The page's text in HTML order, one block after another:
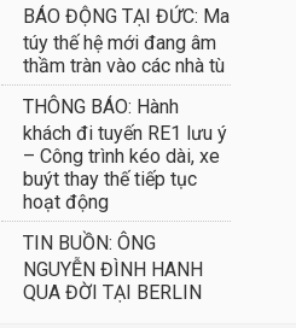
BÁO ĐỘNG TẠI ĐỨC: Ma
túy thế hệ mới đang âm
thầm tràn vào các nhà tù
THÔNG BÁO: Hành
khách đi tuyến RE1 lưu ý
– Công trình kéo dài, xe
buýt thay thế tiếp tục
hoạt động
TIN BUỒN: ÔNG
NGUYỄN ĐÌNH HANH
QUA ĐỜI TẠI BERLIN